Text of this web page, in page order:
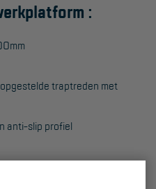
:
traptreden met
anti-slip profiel
aan NEN-EN 14183